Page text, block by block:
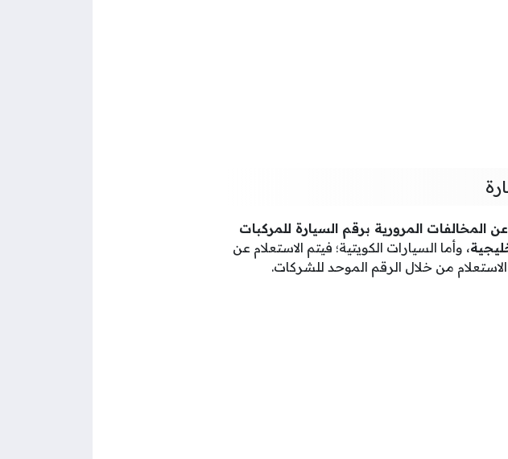
المخالفات المرورية برقم السيارة للمركبات
، وأما السيارات الكويتية؛ فيتم الاستعلام عن
من خلال الرقم الموحد للشركات.